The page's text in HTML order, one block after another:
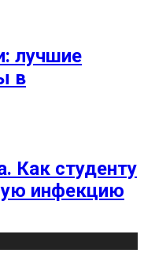
лучшие
в
Как студенту
инфекцию